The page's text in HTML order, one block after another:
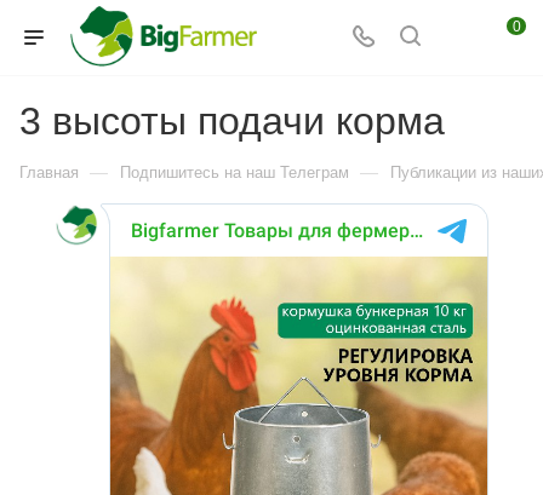
0
3 высоты подачи корма
Главная — Подпишитесь на наш Телеграм — Публикации из